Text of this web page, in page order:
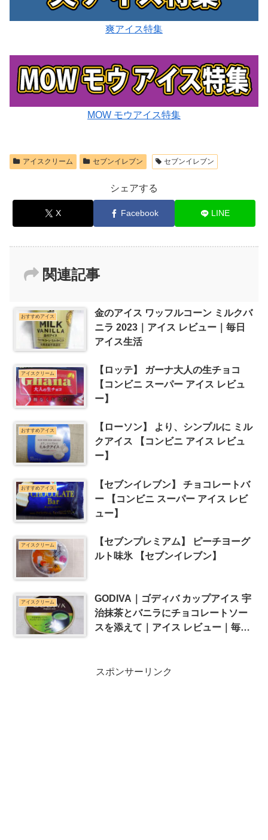
爽アイス特集
MOW モウアイス特集
アイスクリーム セブンイレブン セブンイレブン
シェアする
X Facebook LINE
関連記事
おすすめアイス
金のアイス ワッフルコーン ミルクバ
ニラ 2023｜アイス レビュー｜毎日
アイス生活
アイスクリーム
【ロッテ】 ガーナ大人の生チョコ
【コンビニ スーパー アイス レビュ
ー】
おすすめアイス
【ローソン】 より、シンプルに ミル
クアイス 【コンビニ アイス レビュ
ー】
おすすめアイス
【セブンイレブン】 チョコレートバ
ー 【コンビニ スーパー アイス レビ
ュー】
アイスクリーム
【セブンプレミアム】 ピーチヨーグ
ルト味氷 【セブンイレブン】
アイスクリーム
GODIVA｜ゴディバ カップアイス 宇
治抹茶とバニラにチョコレートソー
スを添えて｜アイス レビュー｜毎日
スポンサーリンク